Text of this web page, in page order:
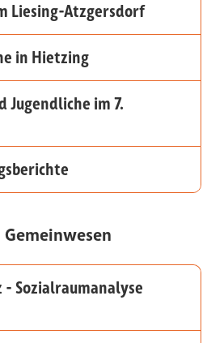
Liesing-Atzgersdorf
in Hietzing
Jugendliche im 7.
Sozialraumanalyse